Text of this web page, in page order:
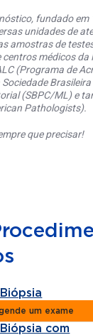
fundado
unidades de
amostras de
médicos da
(Programa de
(SBPC/ML) e
Pathologists).
que precisar!
um exame
com